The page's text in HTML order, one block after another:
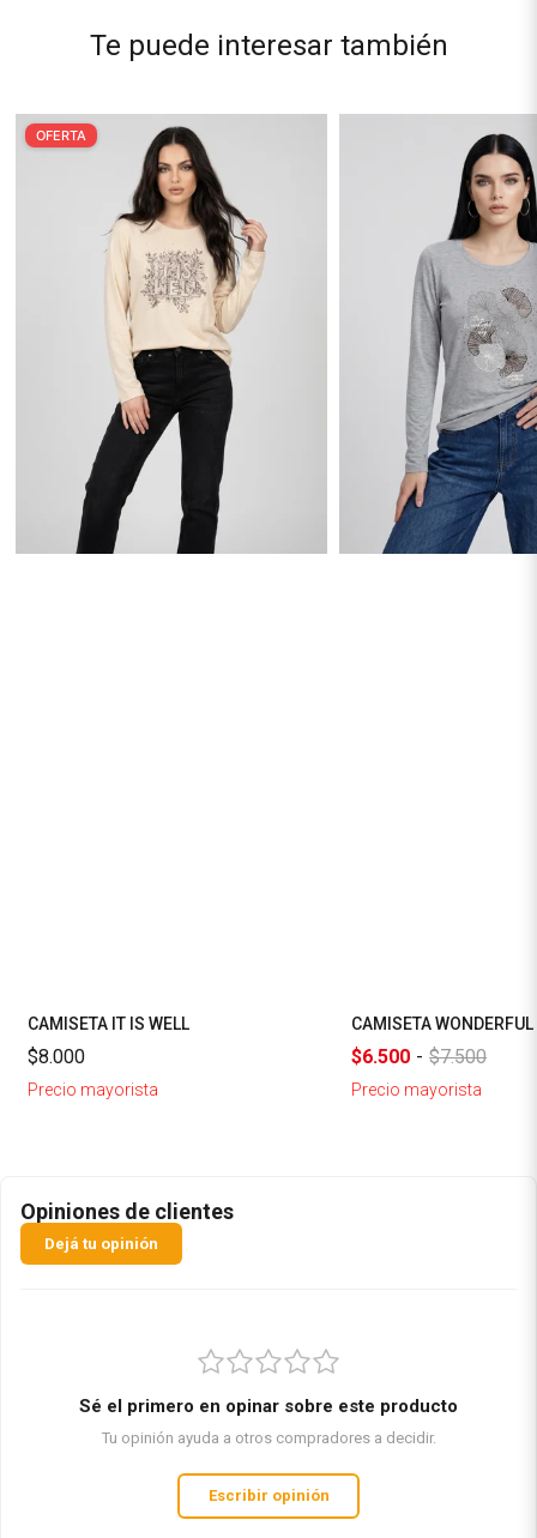
Te puede interesar también
OFERTA
CAMISETA IT IS WELL
$8.000
Precio mayorista
CAMISETA WONDERFUL
$6.500 - $7.500
Precio mayorista
Opiniones de clientes
Dejá tu opinión
Sé el primero en opinar sobre este producto
Tu opinión ayuda a otros compradores a decidir.
Escribir opinión